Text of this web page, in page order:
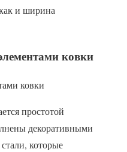
и ширина
ковки
ковки
простотой
декоративными
которые